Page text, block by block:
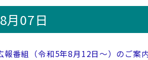
月07日
報番組（令和5年8月12日～）のご案